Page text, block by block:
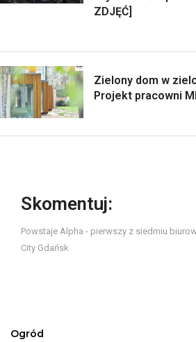
ZDJĘĆ]
Zielony dom w
Projekt pracowni
Skomentuj:
Powstaje Alpha - pierwszy z siedmiu
City Gdańsk
Ogród